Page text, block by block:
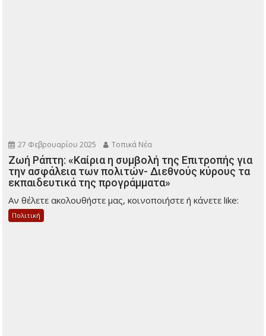
27 Φεβρουαρίου 2025 Τοπικά Νέα
Ζωή Ράπτη: «Καίρια η συμβολή της Επιτροπής για
την ασφάλεια των πολιτών- Διεθνούς κύρους τα
εκπαιδευτικά της προγράμματα»
Αν θέλετε ακολουθήστε μας, κοινοποιήστε ή κάνετε like:
Πολιτική